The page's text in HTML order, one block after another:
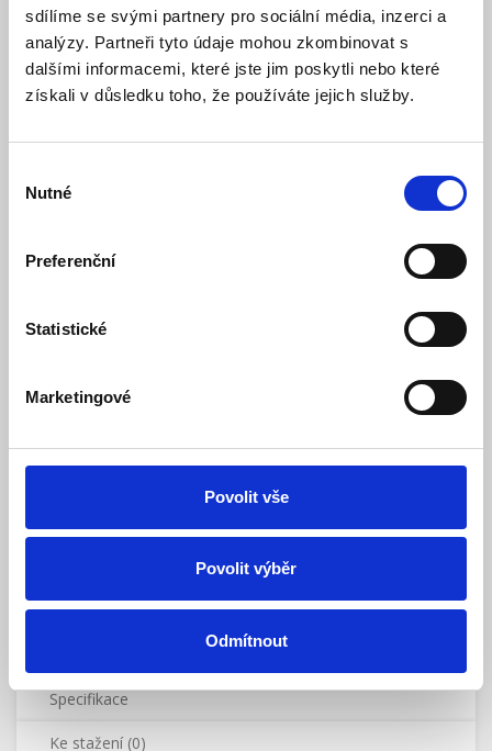
sdílíme se svými partnery pro sociální média, inzerci a
analýzy. Partneři tyto údaje mohou zkombinovat s
dalšími informacemi, které jste jim poskytli nebo které
získali v důsledku toho, že používáte jejich služby.
souhlasu
Nutné
Preferenční
Statistické
Marketingové
Povolit vše
Povolit výběr
Odmítnout
MCO-04 Výstupní modul
707 Kč
Vaše cena bez DPH:
548,96 Kč
664 Kč
Skladem
Do košíku
Specifikace
Ke stažení (0)